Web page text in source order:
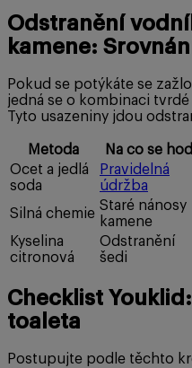
Odstranění
kamene:
Pokud se potýkáte se
jedná se o kombinaci
Tyto usazeniny jdou
Metoda Na co se
Ocet a jedlá
soda
Pravidelná
údržba
Silná chemie
Staré nánosy
kamene
Kyselina
citronová
Odstranění
šedi
Checklist
toaleta
Postupujte podle těchto